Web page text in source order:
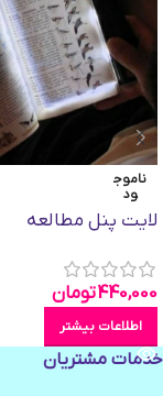
ناموج
ود
لایت پنل مطالعه
440,000تومان
اطلاعات بیشتر
خدمات مشتریان